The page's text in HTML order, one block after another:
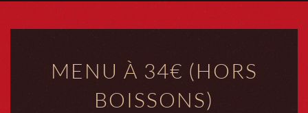
MENU À 34€ (HORS
BOISSONS)